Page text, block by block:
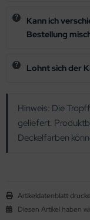
Kann ich
Bestellung
Lohnt sich der
Hinweis: Die
geliefert.
Deckelfarben
Artikeldatenblatt
Diesen Artikel haben